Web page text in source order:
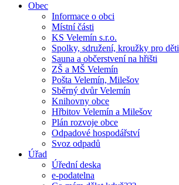
Obec
Informace o obci
Místní části
KS Velemín s.r.o.
Spolky, sdružení, kroužky pro děti
Sauna a občerstvení na hřišti
ZŠ a MŠ Velemín
Pošta Velemín, Milešov
Sběrný dvůr Velemín
Knihovny obce
Hřbitov Velemín a Milešov
Plán rozvoje obce
Odpadové hospodářství
Svoz odpadů
Úřad
Úřední deska
e-podatelna